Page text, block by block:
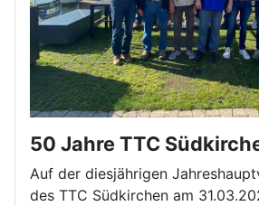
50 Jahre TTC
Auf der diesjährigen
des TTC Südkirchen am